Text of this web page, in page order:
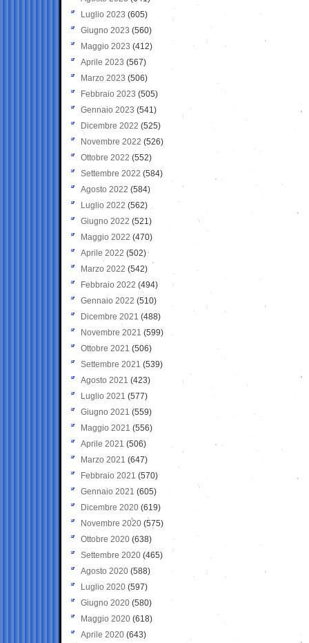
Luglio 2023 (605)
Giugno 2023 (560)
Maggio 2023 (412)
Aprile 2023 (567)
Marzo 2023 (506)
Febbraio 2023 (505)
Gennaio 2023 (541)
Dicembre 2022 (525)
Novembre 2022 (526)
Ottobre 2022 (552)
Settembre 2022 (584)
Agosto 2022 (584)
Luglio 2022 (562)
Giugno 2022 (521)
Maggio 2022 (470)
Aprile 2022 (502)
Marzo 2022 (542)
Febbraio 2022 (494)
Gennaio 2022 (510)
Dicembre 2021 (488)
Novembre 2021 (599)
Ottobre 2021 (506)
Settembre 2021 (539)
Agosto 2021 (423)
Luglio 2021 (577)
Giugno 2021(559)
Maggio 2021 (556)
Aprile 2021 (506)
Marzo 2021 (647)
Febbraio 2021 (570)
Gennaio 2021 (605)
Dicembre 2020 (619)
Novembre 2020 (575)
Ottobre 2020 (638)
Settembre 2020(465)
Agosto 2020 (588)
Luglio 2020 (597)
Giugno 2020 (580)
Maggio 2020 (618)
Aprile 2020 (643)